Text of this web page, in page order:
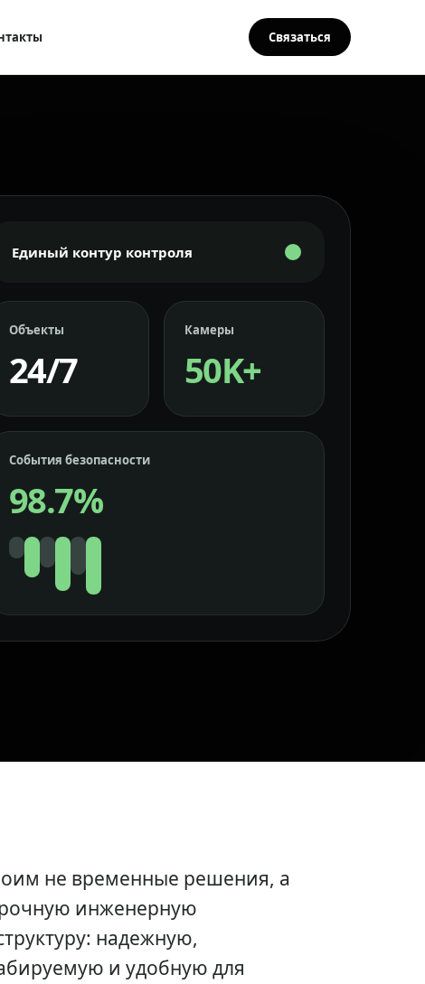
Связаться
Единый контур контроля
Объекты
24/7
Камеры
50K+
События безопасности
98.7%
не временные решения, а
инженерную
надежную,
и удобную для